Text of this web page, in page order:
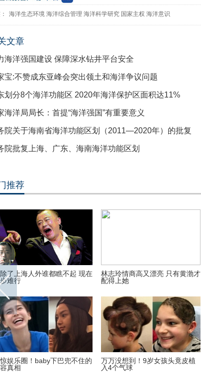
海洋生态环境 海洋综合管理 海洋科学研究 国家主权 海洋意识
文章
海洋强国建设 保障深水钻井平台安全
宝:不赞成东亚峰会突出领土和海洋争议问题
划分8个海洋功能区 2020年海洋保护区面积达11%
海洋局局长：首提“海洋强国”有重要意义
院关于海南省海洋功能区划（2011―2020年）的批复
院批复上海、广东、海南海洋功能区划
推荐
了上海人外谁都瞧不起 现在
难行
林志玲情商高又漂亮 只有黄渤才
配得上她
娱乐圈！baby下巴兜不住的
真相
万万没想到！9岁女孩头竟皮植
入4个气球